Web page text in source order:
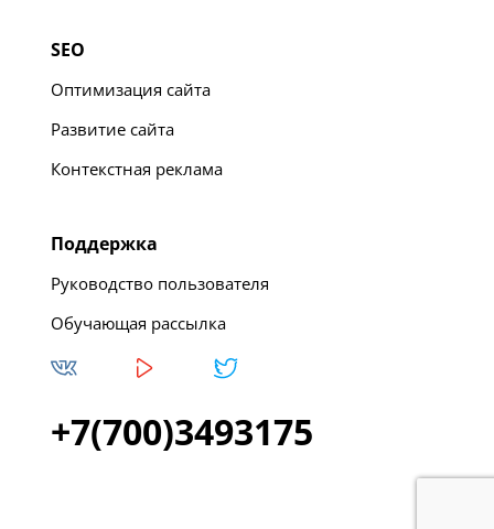
SEO
Оптимизация сайта
Развитие сайта
Контекстная реклама
Поддержка
Руководство пользователя
Обучающая рассылка
+7(700)3493175